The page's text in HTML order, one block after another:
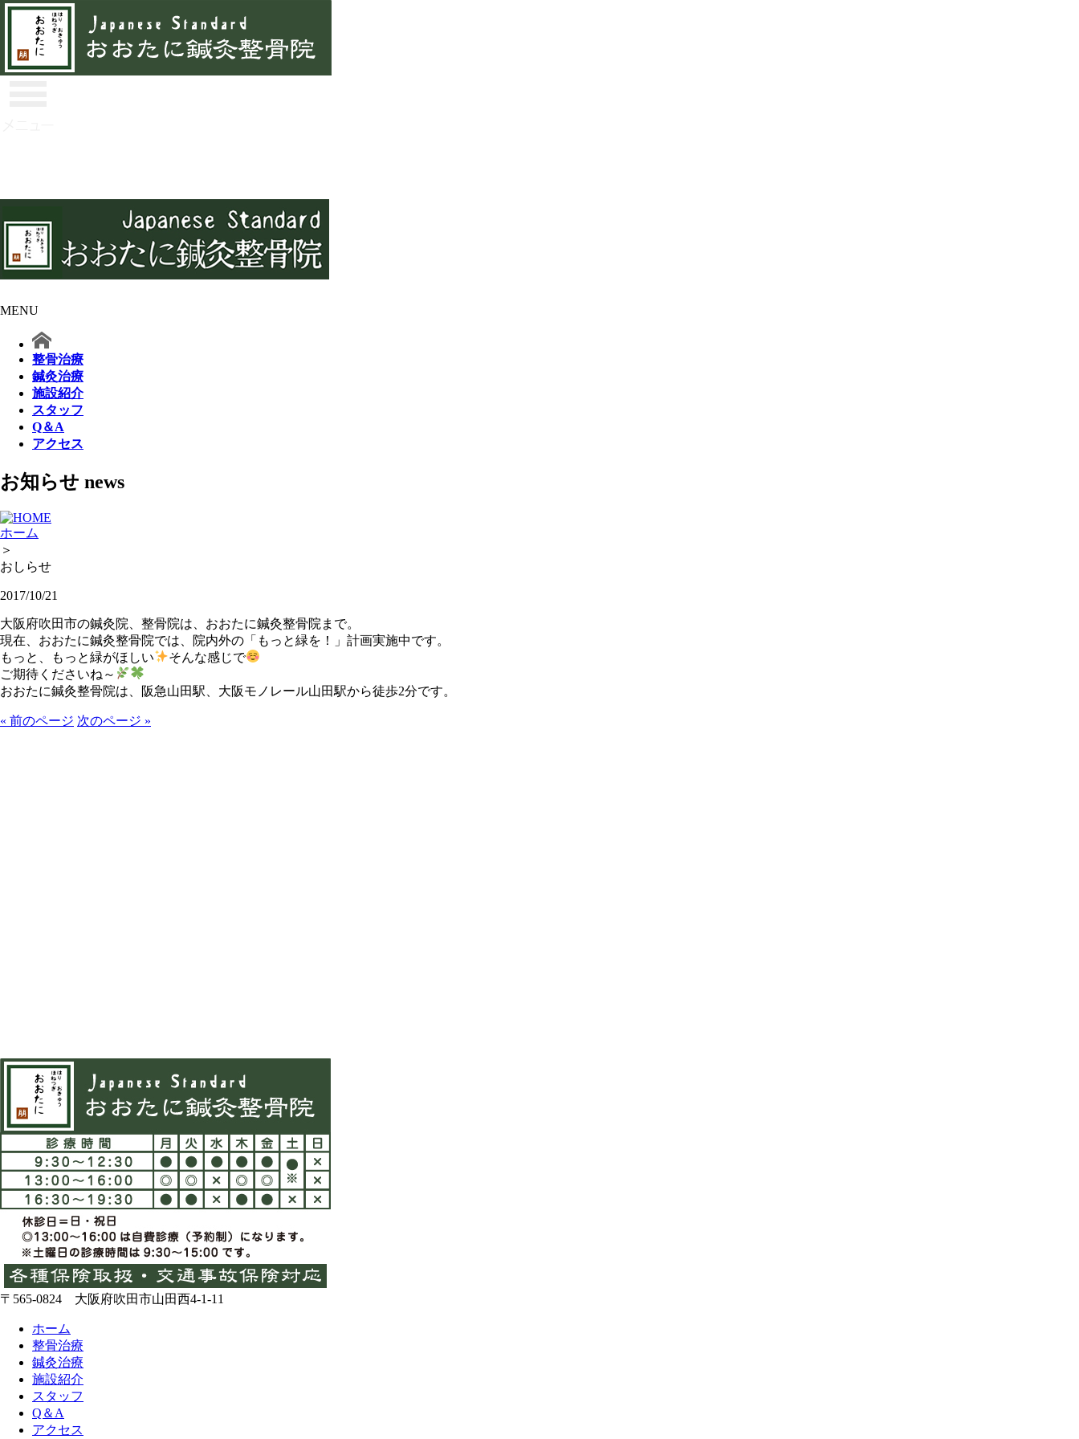
MENU
整骨治療
鍼灸治療
施設紹介
スタッフ
Q＆A
アクセス
お知らせ news
ホーム
＞
おしらせ
2017/10/21
大阪府吹田市の鍼灸院、整骨院は、おおたに鍼灸整骨院まで。
現在、おおたに鍼灸整骨院では、院内外の「もっと緑を！」計画実施中です。
もっと、もっと緑がほしい
そんな感じで
ご期待くださいね～
おおたに鍼灸整骨院は、阪急山田駅、大阪モノレール山田駅から徒歩2分です。
« 前のページ 次のページ »
〒565-0824 大阪府吹田市山田西4-1-11
ホーム
整骨治療
鍼灸治療
施設紹介
スタッフ
Q＆A
アクセス